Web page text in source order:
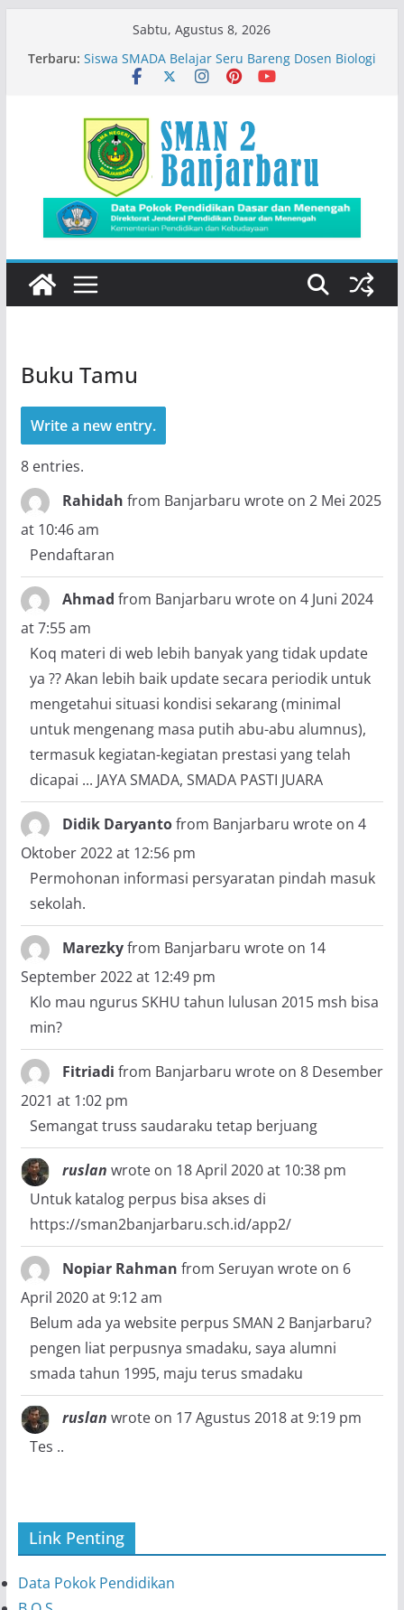
Sabtu, Agustus 8, 2026
Terbaru: Siswa SMADA Belajar Seru Bareng Dosen Biologi
FMIPA ULM
Prestasi Peserta Didik
Immigration Goes To School
Buku Tamu
8 entries.
Rahidah from Banjarbaru wrote on 2 Mei 2025
at 10:46 am
Pendaftaran
Ahmad from Banjarbaru wrote on 4 Juni 2024
at7:55 am
Koq materi di web lebih banyak yang tidak update
ya ?? Akan lebih baik update secara periodik untuk
mengetahui situasi kondisi sekarang (minimal
untuk mengenang masa putih abu-abu alumnus),
termasuk kegiatan-kegiatan prestasi yang telah
dicapai ... JAYA SMADA, SMADA PASTI JUARA
Didik Daryantofrom Banjarbaru wrote on 4
Oktober 2022at 12:56 pm
Permohonan informasi persyaratan pindah masuk
sekolah.
Marezkyfrom Banjarbaru wrote on 14
September 2022at 12:49 pm
Klo mau ngurus SKHU tahun lulusan 2015 msh bisa
min?
Fitriadi from Banjarbaru wrote on 8 Desember
2021 at 1:02 pm
Semangat truss saudaraku tetap berjuang
ruslan wrote on 18 April 2020at 10:38 pm
Untuk katalog perpus bisa akses di
https://sman2banjarbaru.sch.id/app2/
Nopiar Rahman from Seruyan wrote on 6
April 2020at9:12 am
Belum ada ya website perpus SMAN 2 Banjarbaru?
pengen liat perpusnya smadaku, saya alumni
smada tahun 1995, maju terus smadaku
ruslan wrote on 17 Agustus 2018at9:19 pm
Tes ..
Link Penting
Data Pokok Pendidikan